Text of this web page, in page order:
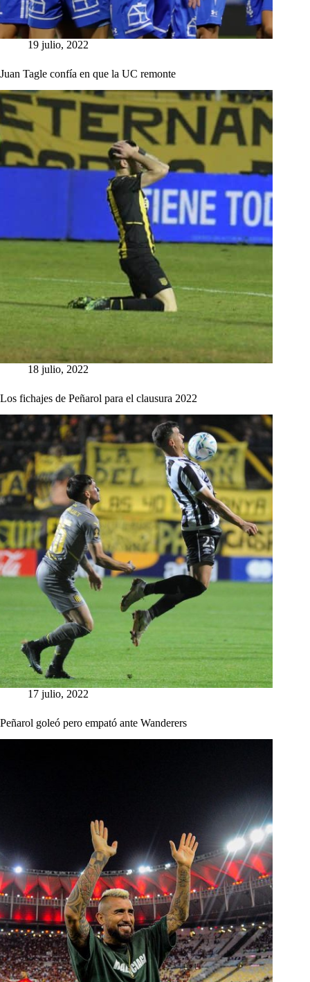
19 julio, 2022
Juan Tagle confía en que la UC remonte
18 julio, 2022
Los fichajes de Peñarol para el clausura 2022
17 julio, 2022
Peñarol goleó pero empató ante Wanderers